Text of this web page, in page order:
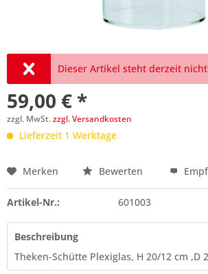
Dieser Artikel steht derzeit
59,00 € *
zzgl. MwSt.zzgl. Versandkosten
Lieferzeit 1 Werktage
Preis anfragen
Merken Bewerten
Artikel-Nr.: 601003
Beschreibung
Theken-Schütte Plexiglas, H 20/12 cm ,D